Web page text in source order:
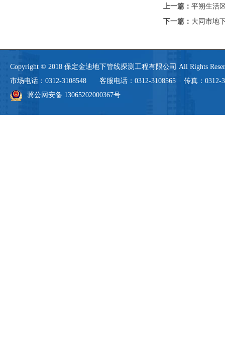
上一篇： 平朔生活
下一篇： 大同市地
Copyright © 2018 保定金迪地下管线探测工程有限公司 All Rights
市场电话：0312-3108548 客服电话：0312-3108565 传真：
冀公网安备 13065202000367号